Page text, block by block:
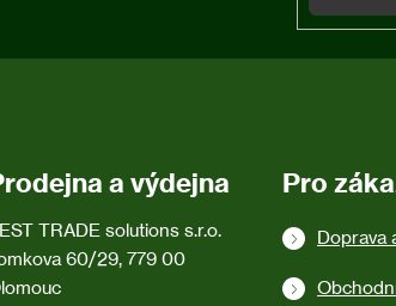
a výdejna
TRADE solutions s.r.o.
60/29, 779 00
Pro
Doprava